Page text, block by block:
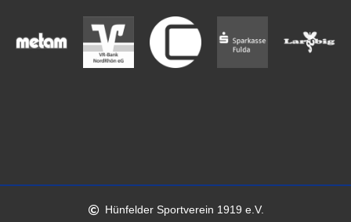
Hünfelder Sportverein 1919 e.V.